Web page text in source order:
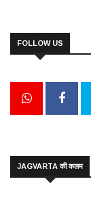
FOLLOW US
JAGVARTA की कलम